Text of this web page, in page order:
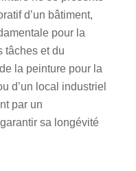
d’un bâtiment,
pour la
tâches et du
la peinture pour la
d’un local industriel
par un
sa longévité